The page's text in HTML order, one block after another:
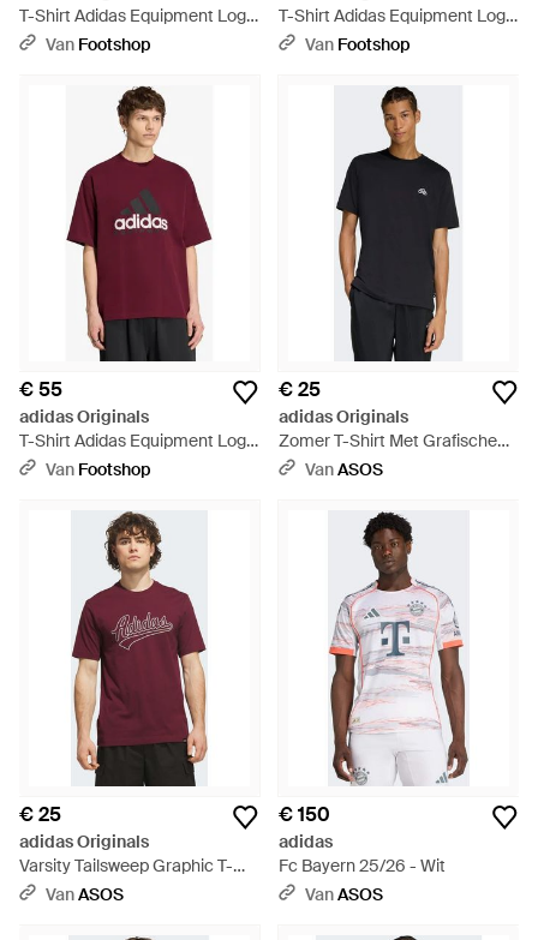
T-Shirt Adidas Equipment Logo
Tee - Grijs
Van Footshop
T-Shirt Adidas Equipment Logo
Tee - Zwart
Van Footshop
€ 55
adidas Originals
T-Shirt Adidas Equipment Logo
Tee - Rood
Van Footshop
€ 25
adidas Originals
Zomer T-Shirt Met Grafische
Print En Contrastbies - Zwart
VanASOS
€ 25
adidas Originals
Varsity Tailsweep Graphic T-
Shirt - Rood
VanASOS
€ 150
adidas
Fc Bayern 25/26 - Wit
VanASOS